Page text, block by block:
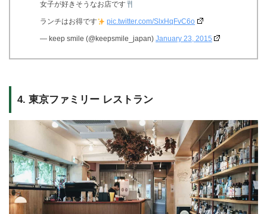
女子が好きそうなお店です
ランチはお得です pic.twitter.com/SlxHqFvC6o
— keep smile (@keepsmile_japan) January 23, 2015
4. 東京ファミリー レストラン